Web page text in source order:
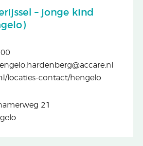
– jonge kind
locaties-contact/hengelo
21